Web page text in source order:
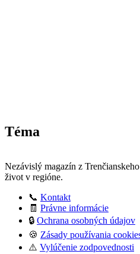
Téma
Nezávislý magazín z
život v regióne.
📞 Kontakt
🧾 Právne informácie
🔒 Ochrana osobných údajov
🍪 Zásady používania
⚠️ Vylúčenie zodpovednosti